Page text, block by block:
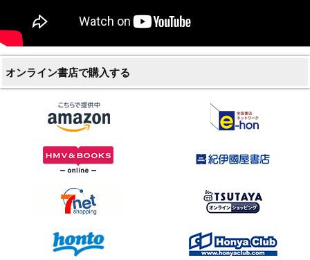
オンライン書店で購入する